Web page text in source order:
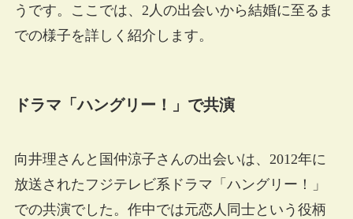
うです。ここでは、2人の出会いから結婚に至るま
での様子を詳しく紹介します。
ドラマ「ハングリー！」で共演
向井理さんと国仲涼子さんの出会いは、2012年に
放送されたフジテレビ系ドラマ「ハングリー！」
での共演でした。作中では元恋人同士という役柄